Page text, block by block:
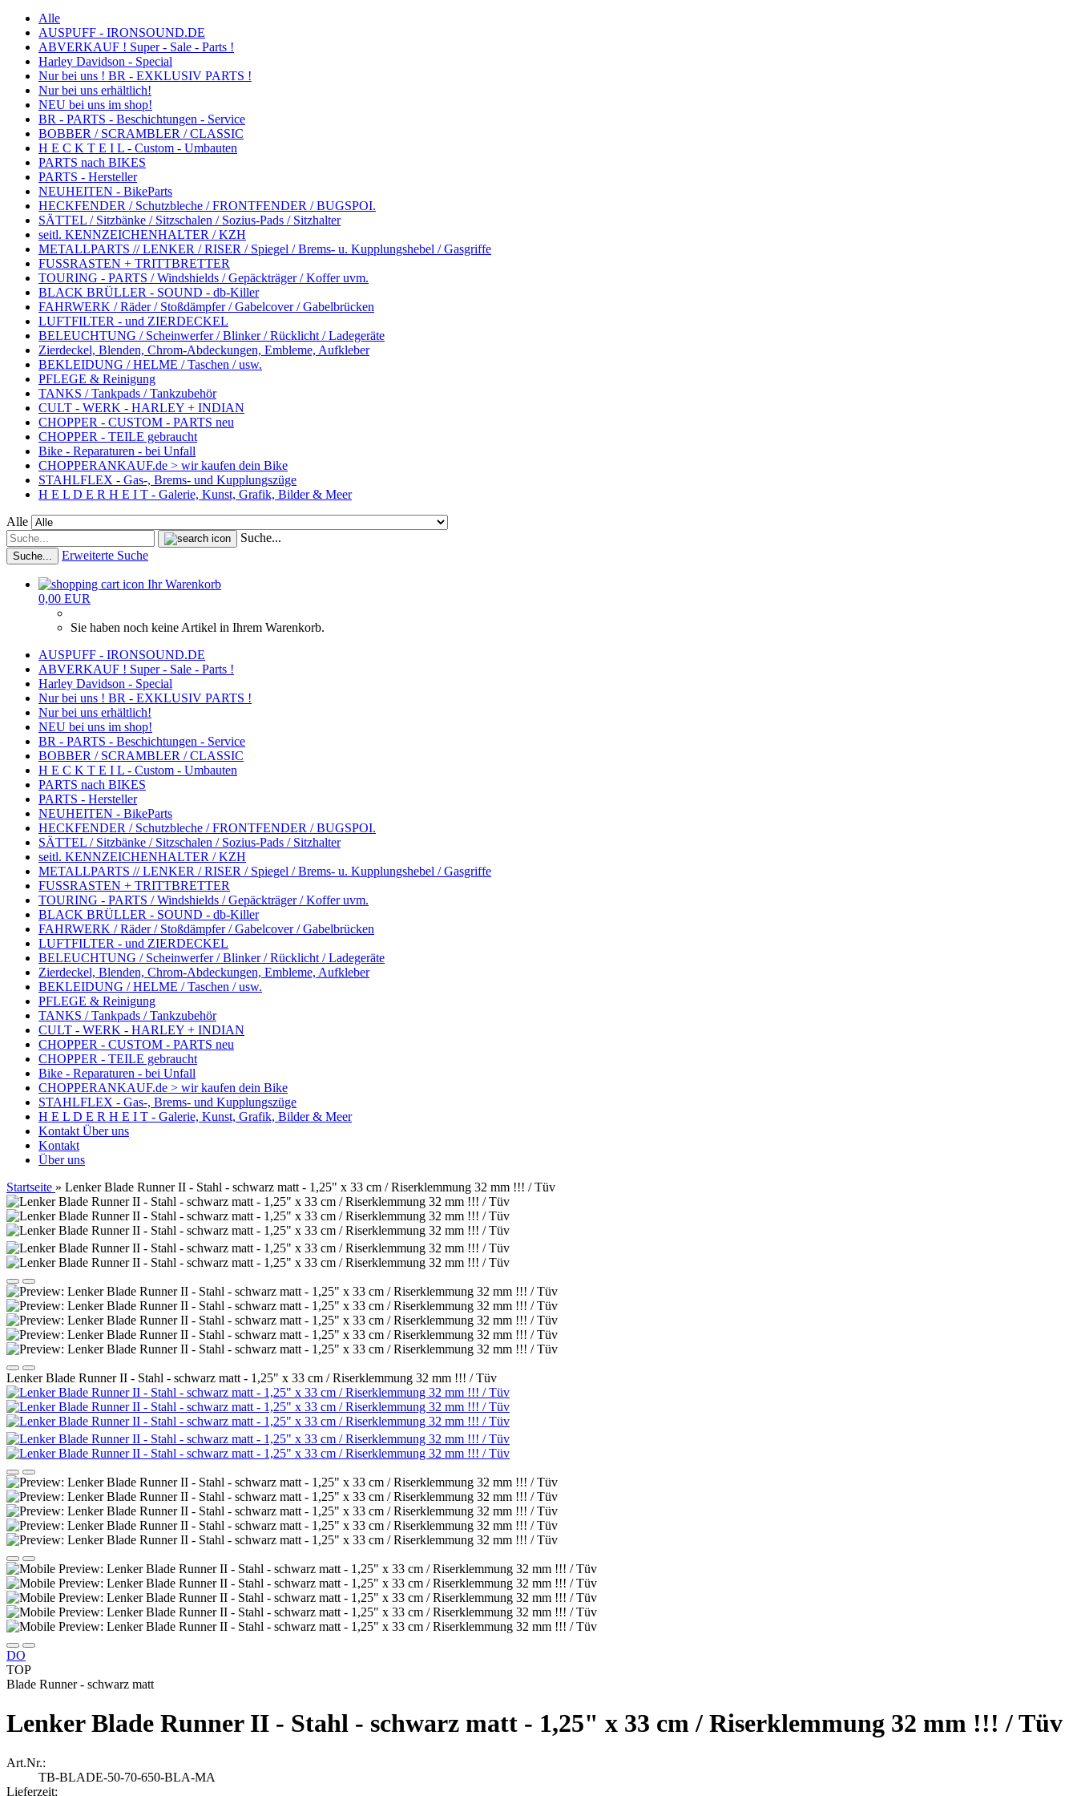
Alle
AUSPUFF - IRONSOUND.DE
ABVERKAUF ! Super - Sale - Parts !
Harley Davidson - Special
Nur bei uns ! BR - EXKLUSIV PARTS !
Nur bei uns erhältlich!
NEU bei uns im shop!
BR - PARTS - Beschichtungen - Service
BOBBER / SCRAMBLER / CLASSIC
H E C K T E I L - Custom - Umbauten
PARTS nach BIKES
PARTS - Hersteller
NEUHEITEN - BikeParts
HECKFENDER / Schutzbleche / FRONTFENDER / BUGSPOI.
SÄTTEL / Sitzbänke / Sitzschalen / Sozius-Pads / Sitzhalter
seitl. KENNZEICHENHALTER / KZH
METALLPARTS // LENKER / RISER / Spiegel / Brems- u. Kupplungshebel / Gasgriffe
FUSSRASTEN + TRITTBRETTER
TOURING - PARTS / Windshields / Gepäckträger / Koffer uvm.
BLACK BRÜLLER - SOUND - db-Killer
FAHRWERK / Räder / Stoßdämpfer / Gabelcover / Gabelbrücken
LUFTFILTER - und ZIERDECKEL
BELEUCHTUNG / Scheinwerfer / Blinker / Rücklicht / Ladegeräte
Zierdeckel, Blenden, Chrom-Abdeckungen, Embleme, Aufkleber
BEKLEIDUNG / HELME / Taschen / usw.
PFLEGE & Reinigung
TANKS / Tankpads / Tankzubehör
CULT - WERK - HARLEY + INDIAN
CHOPPER - CUSTOM - PARTS neu
CHOPPER - TEILE gebraucht
Bike - Reparaturen - bei Unfall
CHOPPERANKAUF.de > wir kaufen dein Bike
STAHLFLEX - Gas-, Brems- und Kupplungszüge
H E L D E R H E I T - Galerie, Kunst, Grafik, Bilder & Meer
Alle
Suche...
Suche... Erweiterte Suche
Ihr Warenkorb
0,00 EUR
Sie haben noch keine Artikel in Ihrem Warenkorb.
AUSPUFF - IRONSOUND.DE
ABVERKAUF ! Super - Sale - Parts !
Harley Davidson - Special
Nur bei uns ! BR - EXKLUSIV PARTS !
Nur bei uns erhältlich!
NEU bei uns im shop!
BR - PARTS - Beschichtungen - Service
BOBBER / SCRAMBLER / CLASSIC
H E C K T E I L - Custom - Umbauten
PARTS nach BIKES
PARTS - Hersteller
NEUHEITEN - BikeParts
HECKFENDER / Schutzbleche / FRONTFENDER / BUGSPOI.
SÄTTEL / Sitzbänke / Sitzschalen / Sozius-Pads / Sitzhalter
seitl. KENNZEICHENHALTER / KZH
METALLPARTS // LENKER / RISER / Spiegel / Brems- u. Kupplungshebel / Gasgriffe
FUSSRASTEN + TRITTBRETTER
TOURING - PARTS / Windshields / Gepäckträger / Koffer uvm.
BLACK BRÜLLER - SOUND - db-Killer
FAHRWERK / Räder / Stoßdämpfer / Gabelcover / Gabelbrücken
LUFTFILTER - und ZIERDECKEL
BELEUCHTUNG / Scheinwerfer / Blinker / Rücklicht / Ladegeräte
Zierdeckel, Blenden, Chrom-Abdeckungen, Embleme, Aufkleber
BEKLEIDUNG / HELME / Taschen / usw.
PFLEGE & Reinigung
TANKS / Tankpads / Tankzubehör
CULT - WERK - HARLEY + INDIAN
CHOPPER - CUSTOM - PARTS neu
CHOPPER - TEILE gebraucht
Bike - Reparaturen - bei Unfall
CHOPPERANKAUF.de > wir kaufen dein Bike
STAHLFLEX - Gas-, Brems- und Kupplungszüge
H E L D E R H E I T - Galerie, Kunst, Grafik, Bilder & Meer
Kontakt Über uns
Kontakt
Über uns
Startseite » Lenker Blade Runner II - Stahl - schwarz matt - 1,25" x 33 cm / Riserklemmung 32 mm !!! / Tüv
Lenker Blade Runner II - Stahl - schwarz matt - 1,25" x 33 cm / Riserklemmung 32 mm !!! / Tüv
DO
TOP
Blade Runner - schwarz matt
Lenker Blade Runner II - Stahl - schwarz matt - 1,25" x 33 cm / Riserklemmung 32 mm !!! / Tüv
Art.Nr.:
TB-BLADE-50-70-650-BLA-MA
Lieferzeit: